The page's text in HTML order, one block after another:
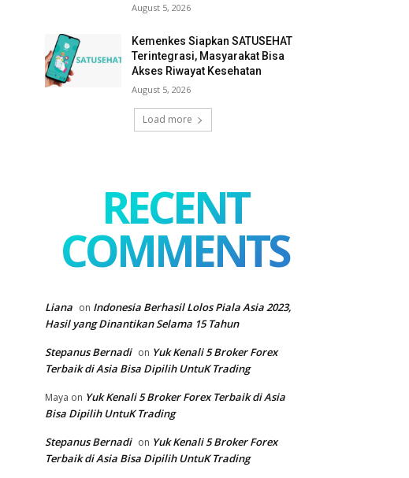
August 5, 2026
Kemenkes Siapkan SATUSEHAT
Terintegrasi, Masyarakat Bisa
Akses Riwayat Kesehatan
August 5, 2026
Load more
RECENT
COMMENTS
Liana on Indonesia Berhasil Lolos Piala Asia 2023,
Hasil yang Dinantikan Selama 15 Tahun
Stepanus Bernadi on Yuk Kenali 5 Broker Forex
Terbaik di Asia Bisa Dipilih UntuK Trading
Maya on Yuk Kenali 5 Broker Forex Terbaik di Asia
Bisa Dipilih UntuK Trading
Stepanus Bernadi on Yuk Kenali 5 Broker Forex
Terbaik di Asia Bisa Dipilih UntuK Trading